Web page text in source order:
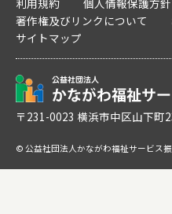
利用規約
個人情報保護方針
著作権及びリンクについて
サイトマップ
〒231-0023 横浜市中区山下町
© 公益社団法人かながわ福祉サービス